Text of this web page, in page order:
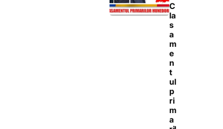
C
la
s
a
m
e
n
t
ul
p
ri
m
a